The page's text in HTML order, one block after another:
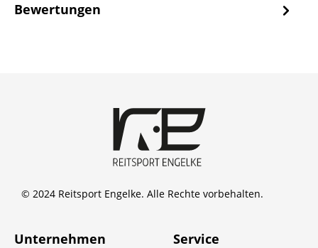
Bewertungen
© 2024 Reitsport Engelke. Alle Rechte vorbehalten.
Unternehmen Service